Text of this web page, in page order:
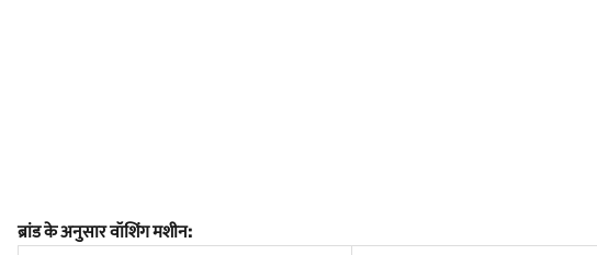
ब्रांड के अनुसार वॉशिंग मशीन: